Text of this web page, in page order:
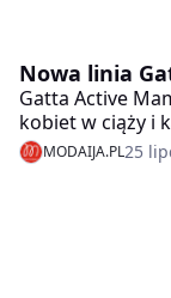
Nowa linia
Gatta Active
kobiet w ciąży i
można dwa
stanem,
MODAIJA.PL25